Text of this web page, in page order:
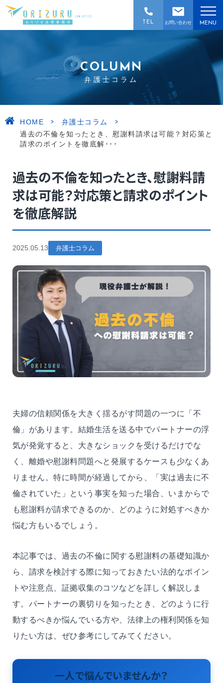
お問い合わせ
TEL MENU
COLUMN
弁護士コラム
HOME > 弁護士コラム >
過去の不倫を知ったとき、慰謝料請求は可能？対応策と
請求のポイントを徹底解･･･
過去の不倫を知ったとき、慰謝料請
求は可能？対応策と請求のポイント
を徹底解説
2025.05.13 弁護士コラム
夫婦の信頼関係を大きく揺るがす問題の一つに「不
倫」があります。結婚生活を送る中でパートナーの浮
気が発覚すると、大きなショックを受けるだけでな
く、離婚や慰謝料問題へと発展するケースも少なくあ
りません。特に時間が経過してから、「実は過去に不
倫されていた」という事実を知った場合、いまからで
も慰謝料が請求できるのか、どのように対処すべきか
悩む方もいるでしょう。
本記事では、過去の不倫に関する慰謝料の基礎知識か
ら、請求を検討する際に知っておきたい法的なポイン
トや注意点、証拠収集のコツなどを詳しく解説しま
す。パートナーの裏切りを知ったとき、どのように行
動するべきか悩んでいる方や、法律上の権利関係を知
りたい方は、ぜひ参考にしてみてください。
一人で悩んでいませんか？